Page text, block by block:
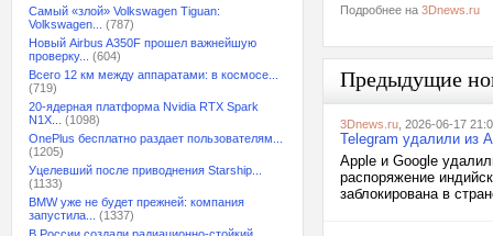
Самый «злой» Volkswagen Tiguan:
Volkswagen...
(787)
Новый Airbus A350F прошел важнейшую
проверку...
(604)
Всего 12 км между аппаратами: в космосе...
(719)
20-ядерная платформа Nvidia RTX Spark
N1X...
(1098)
OnePlus бесплатно раздает пользователям...
(1205)
Уцелевший после приводнения Starship...
(1133)
BMW уже не будет прежней: компания
запустила...
(1337)
Подробнее на 3Dnews.ru
Предыдущие
3Dnews.ru , 2026-06-17
Telegram удалили из
Apple и Google
распоряжение
заблокирована в